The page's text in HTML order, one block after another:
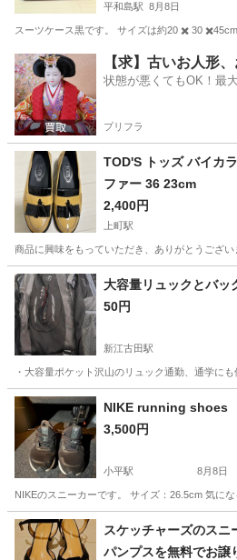
平和島駅 8月8日
スーツケース黒です。 サイズは約20 ✖️ 30
東京 大田区 平和島駅 バッグ
【求】古いお人形
状態が悪くてもOK！最
プリフラ
TOD'S トッズ バイカ
ファー 36 23cm
2,400円
上町駅
商品に興味をもっていただき、ありがとうござ
東京 世田谷区 上町駅 靴
大容量リュックとバッ
50円
新江古田駅
・大容量ポケット沢山のリュック通勤、通学に
東京 中野区
NIKE running shoes
3,500円
小平駅 8月8日
NIKEのスニーカーです。 サイズ：26.5cm 気に
東京 小平市 小平駅
スケッチャーズのスニ
パンプスを無料でお譲